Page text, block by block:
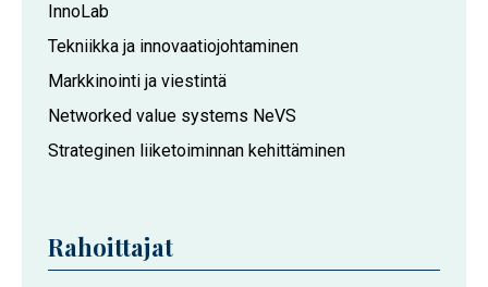
Hankkeeseen
osallistuvat
yliopiston
toimijat
InnoLab
Tekniikka ja innovaatiojohtaminen
Markkinointi ja viestintä
Networked value systems NeVS
Strateginen liiketoiminnan kehittäminen
Rahoittajat